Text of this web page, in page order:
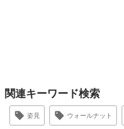
関連キーワード検索
姿見 ウォールナット